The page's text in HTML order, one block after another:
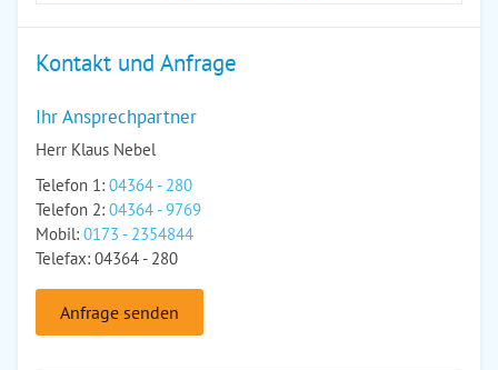
Kontakt und Anfrage
Ihr Ansprechpartner
Herr Klaus Nebel
Telefon 1: 04364 - 280
Telefon 2: 04364 - 9769
Mobil: 0173 - 2354844
Telefax: 04364 - 280
Anfrage senden